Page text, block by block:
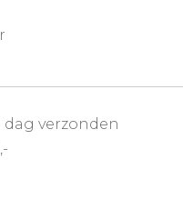
dag verzonden